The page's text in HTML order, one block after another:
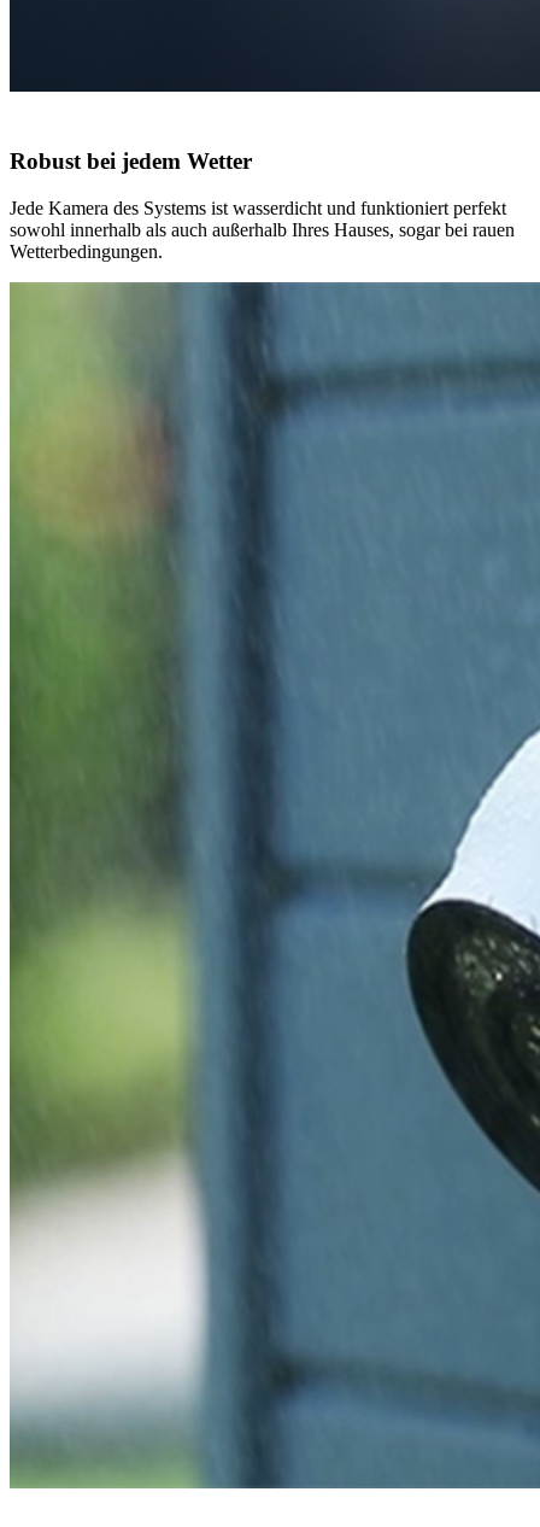
Robust bei jedem Wetter
Jede Kamera des Systems ist wasserdicht und funktioniert perfekt
sowohl innerhalb als auch außerhalb Ihres Hauses, sogar bei rauen
Wetterbedingungen.